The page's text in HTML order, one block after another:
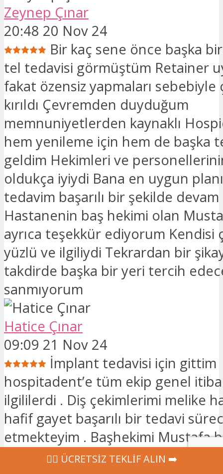
Zeynep Çınar
20:48 20 Nov 24
Bir kaç sene önce başka
tel tedavisi görmüştüm Retainer
fakat özensiz yapmaları sebebiyle
kırıldı Çevremden duyduğum
memnuniyetlerden kaynaklı
hem yenileme için hem de başka
geldim Hekimleri ve
oldukça iyiydi Bana en uygun
tedavim başarılı bir şekilde
Hastanenin baş hekimi olan
ayrıca teşekkür ediyorum Kendisi
yüzlü ve ilgiliydi Tekrardan bir
takdirde başka bir yeri tercih
sanmıyorum
Hatice Çınar
09:09 21 Nov 24
İmplant tedavisi için gittim
hospitadent’e tüm ekip genel
ilgililerdi . Diş çekimlerimi melike
hafif gayet başarılı bir tedavi
etmekteyim . Başhekimi Mustafa
konuda yardımcı oldu .Hastane
‍👩‍⚕ ÜCRETSİZ TEKLİF ALIN ➡️